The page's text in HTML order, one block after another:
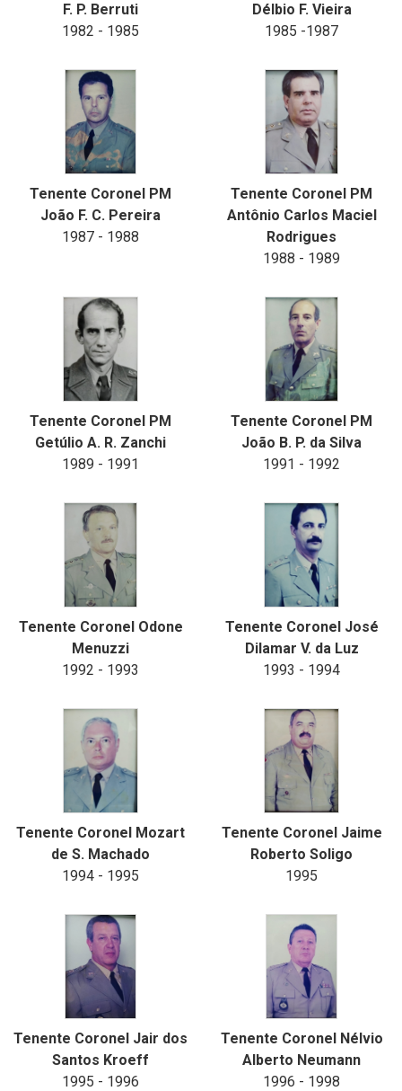
F. P. Berruti
1982 - 1985
Délbio F. Vieira
1985 -1987
Tenente Coronel PM
João F. C. Pereira
1987 - 1988
Tenente Coronel PM
Antônio Carlos Maciel
Rodrigues
1988 - 1989
Tenente Coronel PM
Getúlio A. R. Zanchi
1989 - 1991
Tenente Coronel PM
João B. P. da Silva
1991 - 1992
Tenente Coronel Odone
Menuzzi
1992 - 1993
Tenente Coronel José
Dilamar V. da Luz
1993 - 1994
Tenente Coronel Mozart
de S. Machado
1994 - 1995
Tenente Coronel Jaime
Roberto Soligo
1995
Tenente Coronel Jair dos
Santos Kroeff
1995 - 1996
Tenente Coronel Nélvio
Alberto Neumann
1996 - 1998